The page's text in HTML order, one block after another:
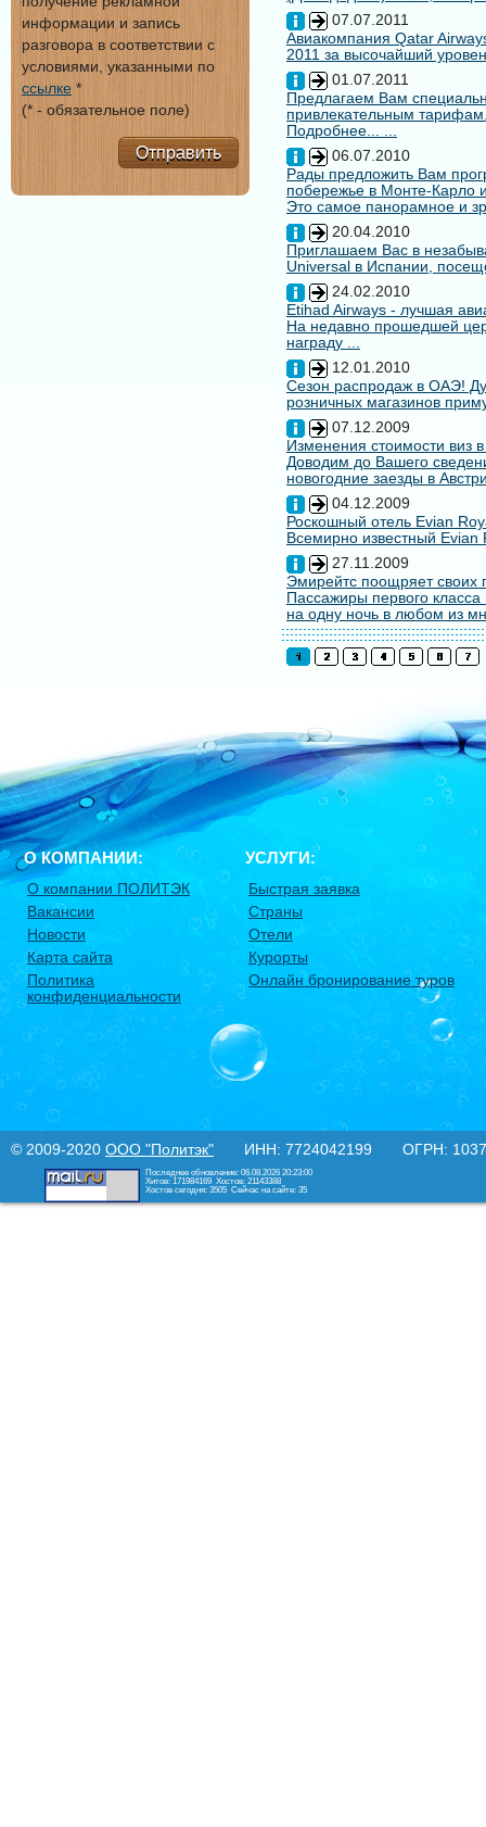
07.07.2011
Авиакомпания Qatar
2011 за высочайший
01.07.2011
Предлагаем Вам
привлекательным
Подробнее... ...
06.07.2010
Рады предложить Вам
побережье в Монте-Карло
Это самое панорамное и
20.04.2010
Приглашаем Вас в
Universal в Испании,
24.02.2010
Etihad Airways - лучшая
На недавно прошедшей
награду ...
12.01.2010
Сезон распродаж в ОАЭ!
розничных магазинов
07.12.2009
Изменения стоимости виз
Доводим до Вашего
новогодние заезды в
04.12.2009
Роскошный отель Evian
Всемирно известный
27.11.2009
Эмирейтс поощряет своих
Пассажиры первого
на одну ночь в любом из
информации и запись
разговора в соответствии с
условиями, указанными по
ссылке *
(* - обязательное поле)
Отправить
О КОМПАНИИ:
О компании ПОЛИТЭК
Вакансии
Новости
Карта сайта
Политика
конфиденциальности
УСЛУГИ:
Быстрая заявка
Страны
Отели
Курорты
Онлайн бронирование туров
© 2009-2020 ООО "Политэк" ИНН: 7724042199 ОГРН:
Последнее обновление: 06.08.2026 20:23:00
Хитов: 171984169 Хостов: 21143388
Хостов сегодня: 3505 Сейчас на сайте: 35